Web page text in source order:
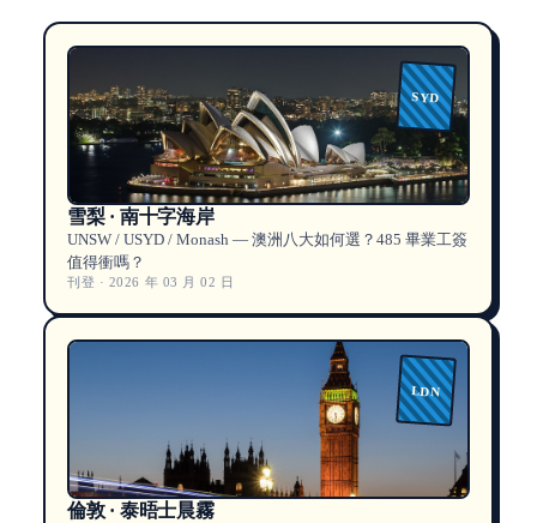
SYD
雪梨 · 南十字海岸
UNSW / USYD / Monash — 澳洲八大如何選？485 畢業工簽
值得衝嗎？
刊登 · 2026 年 03 月 02 日
LDN
倫敦 · 泰晤士晨霧